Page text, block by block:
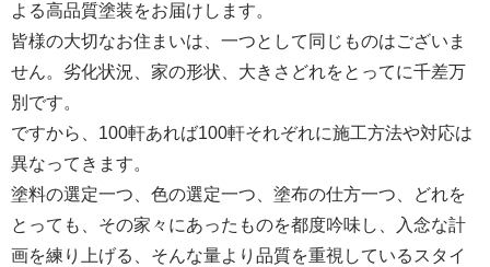
よる高品質塗装をお届けします。
皆様の大切なお住まいは、一つとして同じものはございま
せん。劣化状況、家の形状、大きさどれをとってに千差万
別です。
ですから、100軒あれば100軒それぞれに施工方法や対応は
異なってきます。
塗料の選定一つ、色の選定一つ、塗布の仕方一つ、どれを
とっても、その家々にあったものを都度吟味し、入念な計
画を練り上げる、そんな量より品質を重視しているスタイ